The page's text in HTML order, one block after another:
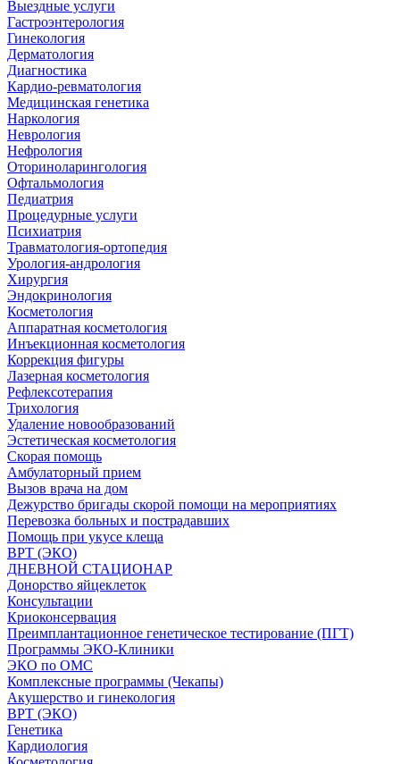
Выездные услуги
Гастроэнтерология
Гинекология
Дерматология
Диагностика
Кардио-ревматология
Медицинская генетика
Наркология
Неврология
Нефрология
Оториноларингология
Офтальмология
Педиатрия
Процедурные услуги
Психиатрия
Травматология-ортопедия
Урология-андрология
Хирургия
Эндокринология
Косметология
Аппаратная косметология
Инъекционная косметология
Коррекция фигуры
Лазерная косметология
Рефлексотерапия
Трихология
Удаление новообразований
Эстетическая косметология
Скорая помощь
Амбулаторный прием
Вызов врача на дом
Дежурство бригады скорой помощи на мероприятиях
Перевозка больных и пострадавших
Помощь при укусе клеща
ВРТ (ЭКО)
ДНЕВНОЙ СТАЦИОНАР
Донорство яйцеклеток
Консультации
Криоконсервация
Преимплантационное генетическое тестирование (ПГТ)
Программы ЭКО-Клиники
ЭКО по ОМС
Комплексные программы (Чекапы)
Акушерство и гинекология
ВРТ (ЭКО)
Генетика
Кардиология